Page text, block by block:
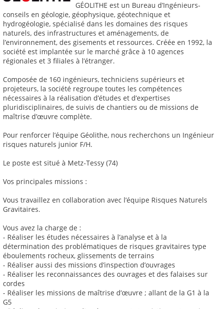
GÉOLITHE est un Bureau d’Ingénieurs-
conseils en géologie, géophysique, géotechnique et
hydrogéologie, spécialisé dans les domaines des risques
naturels, des infrastructures et aménagements, de
l’environnement, des gisements et ressources. Créée en 1992, la
société est implantée sur le marché grâce à 10 agences
régionales et 3 filiales à l’étranger.
Composée de 160 ingénieurs, techniciens supérieurs et
projeteurs, la société regroupe toutes les compétences
nécessaires à la réalisation d’études et d’expertises
pluridisciplinaires, de suivis de chantiers ou de missions de
maîtrise d’œuvre complète.
Pour renforcer l’équipe Géolithe, nous recherchons un Ingénieur
risques naturels junior F/H.
Le poste est situé à Metz-Tessy (74)
Vos principales missions :
Vous travaillez en collaboration avec l’équipe Risques Naturels
Gravitaires.
Vous avez la charge de :
- Réaliser les études nécessaires à l’analyse et à la
détermination des problématiques de risques gravitaires type
éboulements rocheux, glissements de terrains
- Réaliser aussi des missions d’inspection d’ouvrages
- Réaliser les reconnaissances des ouvrages et des falaises sur
cordes
- Réaliser les missions de maîtrise d’œuvre ; allant de la G1 à la
G5